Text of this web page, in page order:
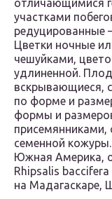
отличающимися
участками
редуцированные
Цветки ночные
чешуйками,
удлиненной.
вскрывающиеся,
по форме и
формы и
присемянниками,
семенной
Южная Америка,
Rhipsalis
на Мадагаскаре,